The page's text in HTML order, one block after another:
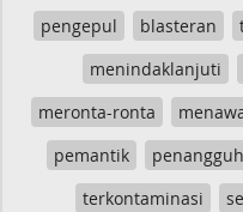
pengepul
blasteran
menindaklanjuti
meronta-ronta
pemantik
terkontaminasi